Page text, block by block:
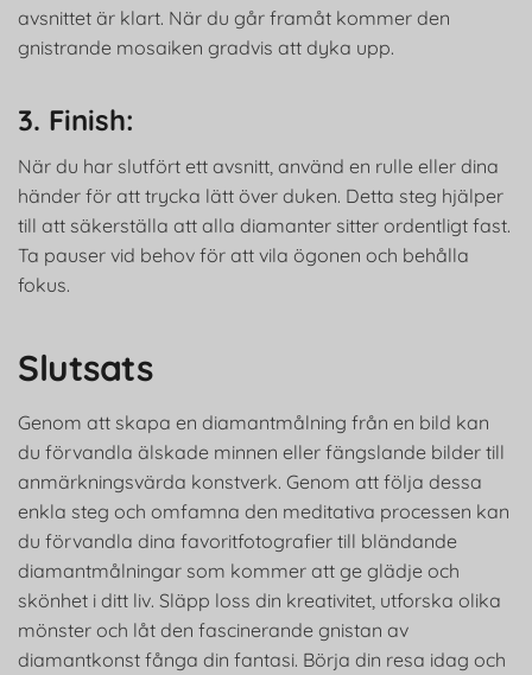
avsnittet är klart. När du går framåt kommer den
gnistrande mosaiken gradvis att dyka upp.
3. Finish:
När du har slutfört ett avsnitt, använd en rulle eller dina
händer för att trycka lätt över duken. Detta steg hjälper
till att säkerställa att alla diamanter sitter ordentligt fast.
Ta pauser vid behov för att vila ögonen och behålla
fokus.
Slutsats
Genom att skapa en diamantmålning från en bild kan
du förvandla älskade minnen eller fängslande bilder till
anmärkningsvärda konstverk. Genom att följa dessa
enkla steg och omfamna den meditativa processen kan
du förvandla dina favoritfotografier till bländande
diamantmålningar som kommer att ge glädje och
skönhet i ditt liv. Släpp loss din kreativitet, utforska olika
mönster och låt den fascinerande gnistan av
diamantkonst fånga din fantasi. Börja din resa idag och